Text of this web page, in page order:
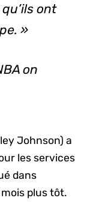
ont
»
on
Johnson) a
les services
dans
mois plus tôt.